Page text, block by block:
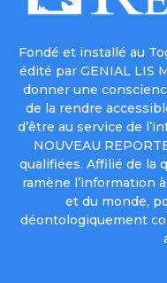
Fondé et installé au
édité par GENIAL LIS
donner une
de la rendre
d’être au service de
NOUVEAU
qualifiées. Affilié de la
ramène l’information
et du monde,
déontologiquement